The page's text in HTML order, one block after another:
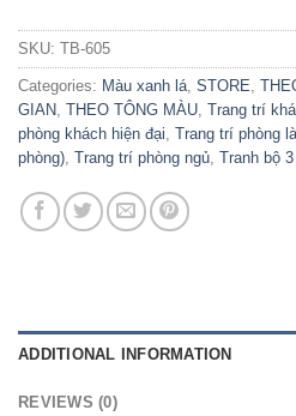
SKU: TB-605
Categories: Màu xanh lá, STORE,
GIAN, THEO TÔNG MÀU, Trang trí
phòng khách hiện đại, Trang trí phòng
phòng), Trang trí phòng ngủ, Tranh bộ
ADDITIONAL INFORMATION
REVIEWS (0)